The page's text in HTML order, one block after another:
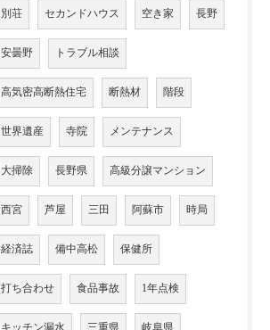
別荘 セカンドハウス 空き家 長野
安曇野 トラブル相談
高気密高断熱住宅 断熱材 階段
世界遺産 寺院 メンテナンス
大掃除 長野県 高級分譲マンション
西宮 芦屋 三田 阿蘇市 時局
経済誌 備中高松 保健所
打ち合わせ 食品事故 1年点検